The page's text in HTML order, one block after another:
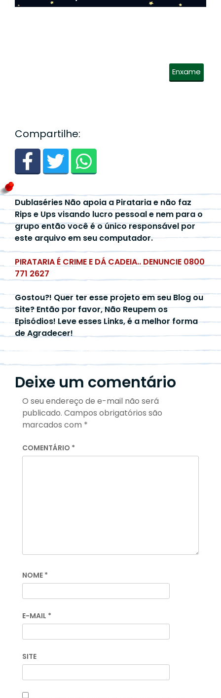
Enxame
Compartilhe:
Dublaséries Não apoia a Pirataria e não faz
Rips e Ups visando lucro pessoal e nem para o
grupo então você é o único responsável por
este arquivo em seu computador.
PIRATARIA É CRIME E DÁ CADEIA.. DENUNCIE 0800
771 2627
Gostou?! Quer ter esse projeto em seu Blog ou
Site? Então por favor, Não Reupem os
Episódios! Leve esses Links, é a melhor forma
de Agradecer!
Deixe um comentário
O seu endereço de e-mail não será
publicado. Campos obrigatórios são
marcados com *
COMENTÁRIO *
NOME *
E-MAIL *
SITE